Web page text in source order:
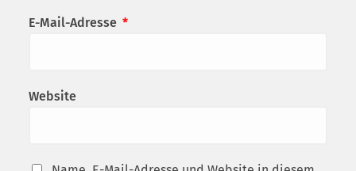
E-Mail-Adresse *
Website